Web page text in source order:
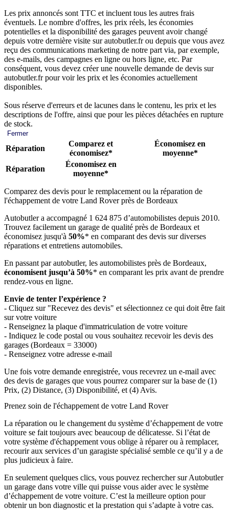
Les prix annoncés sont TTC et incluent tous les autres frais
éventuels. Le nombre d'offres, les prix réels, les économies
potentielles et la disponibilité des garages peuvent avoir changé
depuis votre dernière visite sur autobutler.fr ou depuis que vous avez
reçu des communications marketing de notre part via, par exemple,
des e-mails, des campagnes en ligne ou hors ligne, etc. Par
conséquent, vous devez créer une nouvelle demande de devis sur
autobutler.fr pour voir les prix et les économies actuellement
disponibles.
Sous réserve d'erreurs et de lacunes dans le contenu, les prix et les
descriptions de l'offre, ainsi que pour les pièces détachées en rupture
de stock.
Fermer
Réparation
Comparez et
économisez*
Économisez en
moyenne*
Réparation
Économisez en
moyenne*
Comparez des devis pour le remplacement ou la réparation de
l'échappement de votre Land Rover près de Bordeaux
Autobutler a accompagné 1 624 875 d’automobilistes depuis 2010.
Trouvez facilement un garage de qualité près de Bordeaux et
économisez jusqu'à 50%* en comparant des devis sur diverses
réparations et entretiens automobiles.
En passant par autobutler, les automobilistes près de Bordeaux,
économisent jusqu’à 50%* en comparant les prix avant de prendre
rendez-vous en ligne.
Envie de tenter l’expérience ?
- Cliquez sur "Recevez des devis" et sélectionnez ce qui doit être fait
sur votre voiture
- Renseignez la plaque d'immatriculation de votre voiture
- Indiquez le code postal ou vous souhaitez recevoir les devis des
garages (Bordeaux = 33000)
- Renseignez votre adresse e-mail
Une fois votre demande enregistrée, vous recevrez un e-mail avec
des devis de garages que vous pourrez comparer sur la base de (1)
Prix, (2) Distance, (3) Disponibilité, et (4) Avis.
Prenez soin de l'échappement de votre Land Rover
La réparation ou le changement du système d’échappement de votre
voiture se fait toujours avec beaucoup de délicatesse. Si l’état de
votre système d'échappement vous oblige à réparer ou à remplacer,
recourir aux services d’un garagiste spécialisé semble ce qu’il y a de
plus judicieux à faire.
En seulement quelques clics, vous pouvez rechercher sur Autobutler
un garage dans votre ville qui puisse vous aider avec le système
d’échappement de votre voiture. C’est la meilleure option pour
obtenir un bon diagnostic et la prestation qui s’adapte à votre cas.